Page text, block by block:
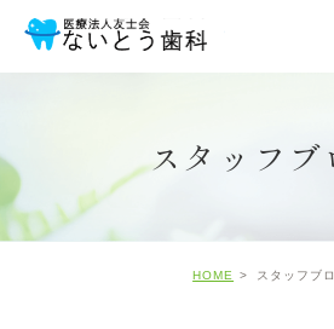
スタッフブ
HOME スタッフブ